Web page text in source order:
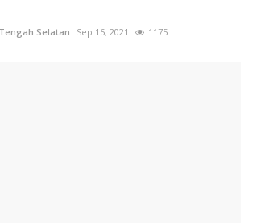
Selatan Sep 15, 2021 1175